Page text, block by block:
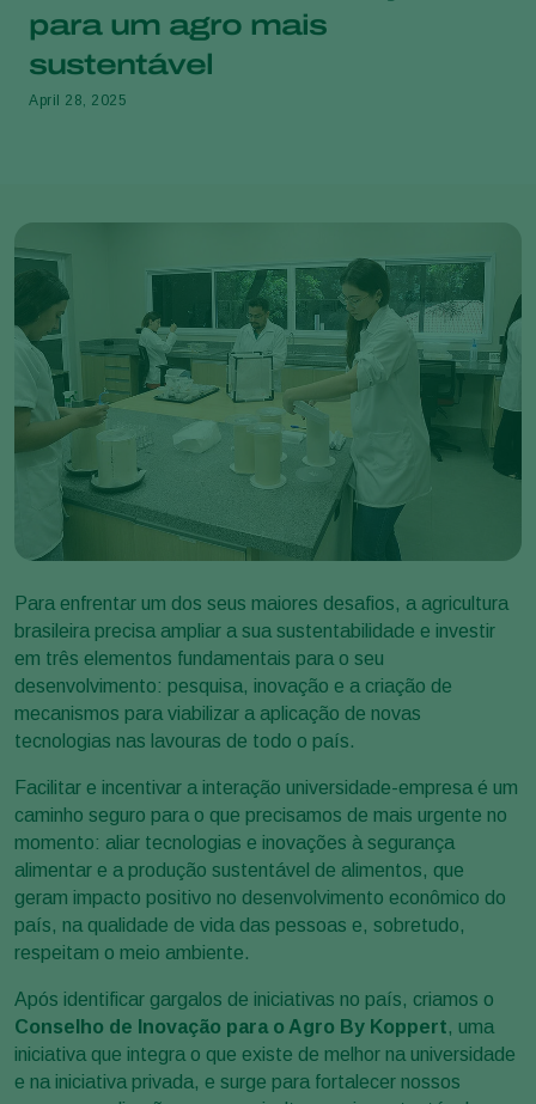
para um agro mais
sustentável
April 28, 2025
Para enfrentar um dos seus maiores desafios, a agricultura
brasileira precisa ampliar a sua sustentabilidade e investir
em três elementos fundamentais para o seu
desenvolvimento: pesquisa, inovação e a criação de
mecanismos para viabilizar a aplicação de novas
tecnologias nas lavouras de todo o país.
Facilitar e incentivar a interação universidade-empresa é um
caminho seguro para o que precisamos de mais urgente no
momento: aliar tecnologias e inovações à segurança
alimentar e a produção sustentável de alimentos, que
geram impacto positivo no desenvolvimento econômico do
país, na qualidade de vida das pessoas e, sobretudo,
respeitam o meio ambiente.
Após identificar gargalos de iniciativas no país, criamos o
Conselho de Inovação para o Agro By Koppert, uma
iniciativa que integra o que existe de melhor na universidade
e na iniciativa privada, e surge para fortalecer nossos